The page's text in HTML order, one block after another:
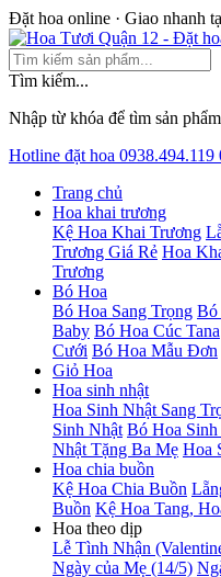
Đặt hoa online · Giao nhanh
Tìm kiếm...
Nhập từ khóa để tìm sản phẩm
Hotline đặt hoa 0938.494.119
Trang chủ
Hoa khai trương
Kệ Hoa Khai Trương
Trương Giá Rẻ Hoa
Trương
Bó Hoa
Bó Hoa Sang Trọng Bó
Baby Bó Hoa Cúc Tana
Cưới Bó Hoa Mẫu Đơn
Giỏ Hoa
Hoa sinh nhật
Hoa Sinh Nhật Sang
Sinh Nhật Bó Hoa
Nhật Tặng Ba Mẹ Hoa
Hoa chia buồn
Kệ Hoa Chia Buồn
Buồn Kệ Hoa Tang,
Hoa theo dịp
Lễ Tình Nhận
Ngày của Mẹ (14/5)